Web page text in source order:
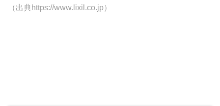
（出典https://www.lixil.co.jp）